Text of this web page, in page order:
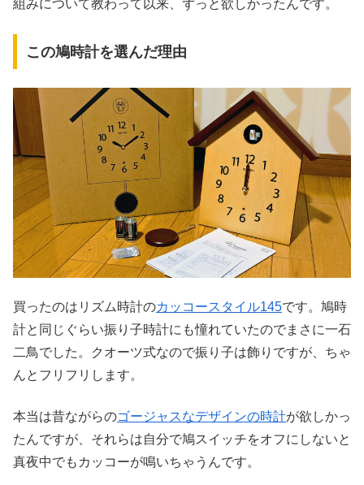
組みについて教わって以来、ずっと欲しかったんです。
この鳩時計を選んだ理由
買ったのはリズム時計のカッコースタイル145です。鳩時
計と同じぐらい振り子時計にも憧れていたのでまさに一石
二鳥でした。クオーツ式なので振り子は飾りですが、ちゃ
んとフリフリします。
本当は昔ながらのゴージャスなデザインの時計が欲しかっ
たんですが、それらは自分で鳩スイッチをオフにしないと
真夜中でもカッコーが鳴いちゃうんです。